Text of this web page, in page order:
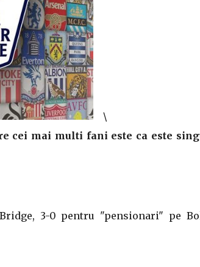
\
cei mai multi fani este ca este
3-0 pentru "pensionari" pe